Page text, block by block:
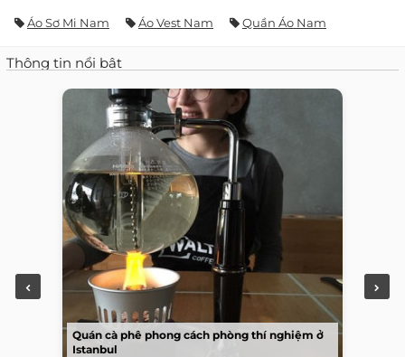
Áo Sơ Mi Nam Áo Vest Nam Quần Áo Nam
Thông tin nổi bật
Quán cà phê phong cách phòng thí nghiệm ở
Istanbul